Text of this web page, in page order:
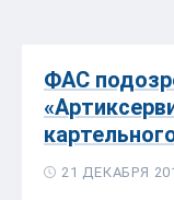
ФАС
21 ДЕКАБРЯ